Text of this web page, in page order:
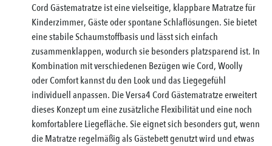
Cord Gästematratzeist eine vielseitige, klappbare Matratze für
Kinderzimmer, Gäste oder spontane Schlaflösungen. Sie bietet
eine stabile Schaumstoffbasis und lässt sich einfach
zusammenklappen, wodurch sie besonders platzsparend ist. In
Kombination mit verschiedenen Bezügen wie Cord, Woolly
oder Comfort kannst du den Look und das Liegegefühl
individuell anpassen. DieVersa4 Cord Gästematratzeerweitert
dieses Konzept um eine zusätzliche Flexibilität und eine noch
komfortablere Liegefläche. Sie eignet sich besonders gut, wenn
die Matratze regelmäßig als Gästebett genutzt wird und etwas